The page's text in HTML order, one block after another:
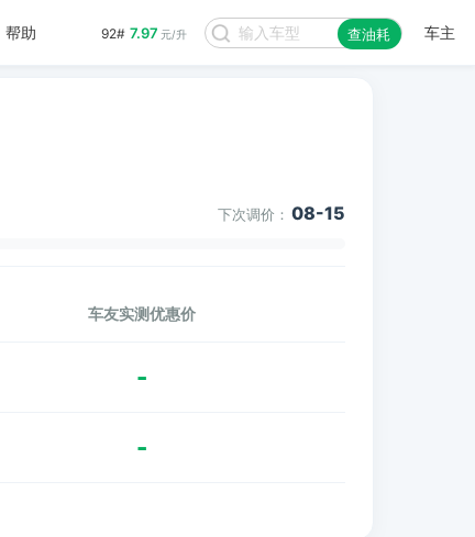
92# 7.97 元/升 查油耗 车主
帮助
下次调价： 08-15
车友实测优惠价
-
-